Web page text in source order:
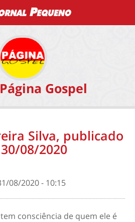
Página Gospel
Silva, publicado
08/2020
08/2020 - 10:15
consciência de quem ele é